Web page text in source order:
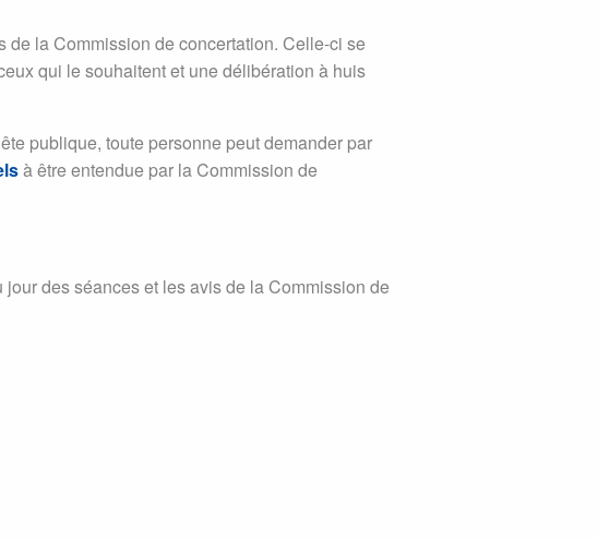
de la Commission de concertation. Celle-ci se
qui le souhaitent et une délibération à huis
publique, toute personne peut demander par
à être entendue par la Commission de
des séances et les avis de la Commission de